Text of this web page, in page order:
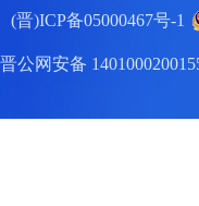
(晋)ICP备05000467号-1
晋公网安备